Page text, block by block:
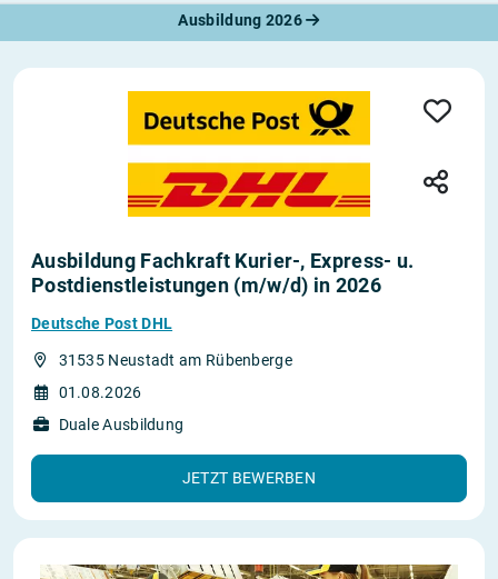
Ausbildung 2026
Ausbildung Fachkraft Kurier-, Express- u.
Postdienstleistungen (m/w/d) in 2026
Deutsche Post DHL
31535 Neustadt am Rübenberge
01.08.2026
Duale Ausbildung
JETZT BEWERBEN